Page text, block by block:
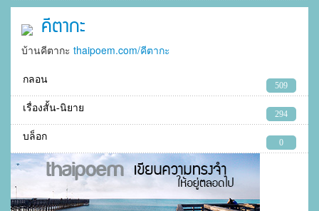
คีตากะ
บ้านคีตากะ thaipoem.com/คีตากะ
กลอน
509
เรื่องสั้น-นิยาย
294
บล็อก
0